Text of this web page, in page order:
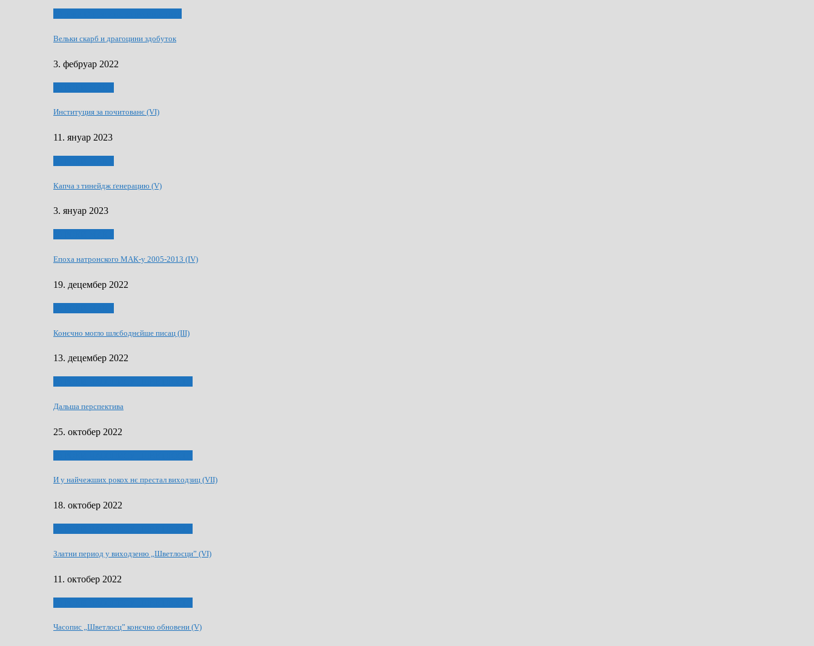
Вельки скарб и драгоцини здобуток
3. фебруар 2022
Институция за почитованє (VI)
11. януар 2023
Капча з тинейдж ґенерацию (V)
3. януар 2023
Епоха натронского МАК-у 2005-2013 (IV)
19. децембер 2022
Конєчно могло шлєбоднєйше писац (III)
13. децембер 2022
Дальша перспектива
25. октобер 2022
И у найчежших рокох нє престал виходзиц (VII)
18. октобер 2022
Златни период у виходзеню „Шветлосци” (VI)
11. октобер 2022
Часопис „Шветлосц” конєчно обновени (V)